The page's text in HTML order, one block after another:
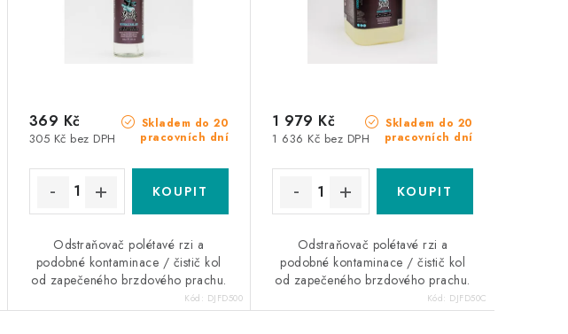
Skladem do 20
pracovních dní
305 Kč bez DPH
369 Kč
Odstraňovač polétavé rzi a
podobné kontaminace / čistič kol
od zapečeného brzdového prachu.
Kód: DJFD500
Skladem do 20
pracovních dní
1 636 Kč bez DPH
1 979 Kč
Odstraňovač polétavé rzi a
podobné kontaminace / čistič kol
od zapečeného brzdového prachu.
Kód: DJFD50C